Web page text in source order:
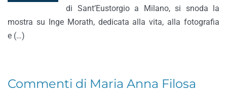
di Sant’Eustorgio a Milano, si snoda la
mostra su Inge Morath, dedicata alla vita, alla fotografia
e (…)
Commenti di Maria Anna Filosa